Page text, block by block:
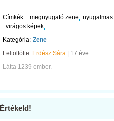
Címkék: megnyugató zene
virágos képek
Kategória: Zene
Feltöltötte: Erdész Sára
17 éve
Látta 1239 ember.
Értékeld!